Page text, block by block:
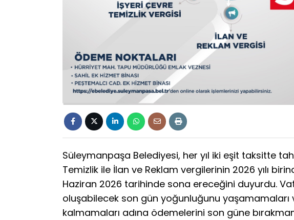
Süleymanpaşa Belediyesi, her yıl iki eşit taksitte
Temizlik ile İlan ve Reklam vergilerinin 2026 yılı
Haziran 2026 tarihinde sona ereceğini duyurdu.
oluşabilecek son gün yoğunluğunu yaşamamaları
kalmamaları adına ödemelerini son güne